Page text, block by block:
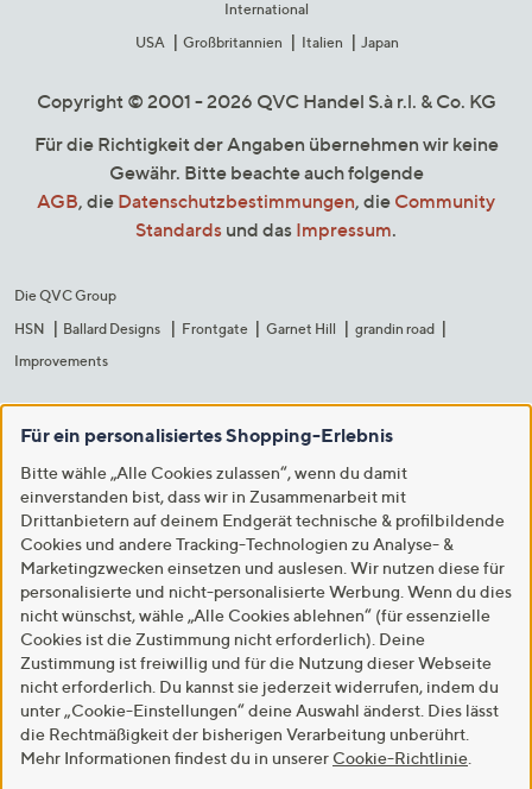
International
USA
Großbritannien Italien Japan
Copyright © 2001 - 2026 QVC Handel S.à r.l. & Co. KG
Für die Richtigkeit der Angaben übernehmen wir keine
Gewähr. Bitte beachte auch folgende
AGB, die Datenschutzbestimmungen, die Community
Standards und das Impressum.
Die QVC Group
HSN
Ballard Designs Frontgate Garnet Hill
grandin road
Improvements
Für ein personalisiertes Shopping-Erlebnis
Bitte wähle „Alle Cookies zulassen“, wenn du damit
einverstanden bist, dass wir in Zusammenarbeit mit
Drittanbietern auf deinem Endgerät technische & profilbildende
Cookies und andere Tracking-Technologien zu Analyse- &
Marketingzwecken einsetzen und auslesen. Wir nutzen diese für
personalisierte und nicht-personalisierte Werbung. Wenn du dies
nicht wünschst, wähle „Alle Cookies ablehnen“ (für essenzielle
Cookies ist die Zustimmung nicht erforderlich). Deine
Zustimmung ist freiwillig und für die Nutzung dieser Webseite
nicht erforderlich. Du kannst sie jederzeit widerrufen, indem du
unter „Cookie-Einstellungen“ deine Auswahl änderst. Dies lässt
die Rechtmäßigkeit der bisherigen Verarbeitung unberührt.
Mehr Informationen findest du in unserer Cookie-Richtlinie